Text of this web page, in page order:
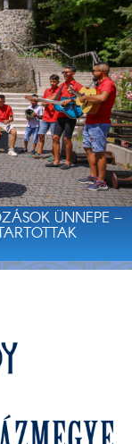
ÜNNEPE –